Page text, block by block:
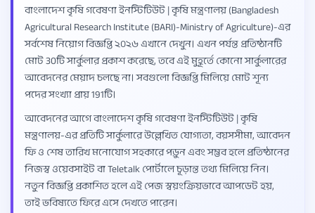
বাংলাদেশ কৃষি গবেষণা ইনস্টিটিউট | কৃষি মন্ত্রণালয় (Bangladesh
Agricultural Research Institute (BARI)-Ministry of Agriculture)-এর
সর্বশেষ নিয়োগ বিজ্ঞপ্তি ২০২৬ এখানে দেখুন। এখন পর্যন্ত প্রতিষ্ঠানটি
মোট 30টি সার্কুলার প্রকাশ করেছে, তবে এই মুহূর্তে কোনো সার্কুলারের
আবেদনের মেয়াদ চলছে না। সবগুলো বিজ্ঞপ্তি মিলিয়ে মোট শূন্য
পদের সংখ্যা প্রায় 191টি।
আবেদনের আগে বাংলাদেশ কৃষি গবেষণা ইনস্টিটিউট | কৃষি
মন্ত্রণালয়-এর প্রতিটি সার্কুলারে উল্লেখিত যোগ্যতা, বয়সসীমা, আবেদন
ফি ও শেষ তারিখ মনোযোগ সহকারে পড়ুন এবং সম্ভব হলে প্রতিষ্ঠানের
নিজস্ব ওয়েবসাইট বা Teletalk পোর্টালে চূড়ান্ত তথ্য মিলিয়ে নিন।
নতুন বিজ্ঞপ্তি প্রকাশিত হলে এই পেজ স্বয়ংক্রিয়ভাবে আপডেট হয়,
তাই ভবিষ্যতে ফিরে এসে দেখতে পারেন।